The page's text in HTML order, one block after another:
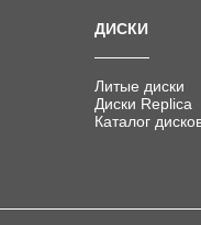
ДИСКИ
Литые диски
Диски Replica
Каталог